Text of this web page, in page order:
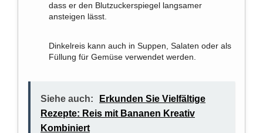
dass er den Blutzuckerspiegel langsamer
ansteigen lässt.
Dinkelreis kann auch in Suppen, Salaten oder als
Füllung für Gemüse verwendet werden.
Siehe auch:
Erkunden Sie Vielfältige
Rezepte: Reis mit Bananen Kreativ
Kombiniert